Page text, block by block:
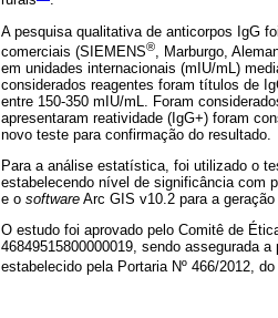
A pesquisa qualitativa de anticorpos IgG
comerciais (SIEMENS®, Marburgo,
em unidades internacionais (mIU/mL)
considerados reagentes foram títulos de
entre 150-350 mIU/mL. Foram
apresentaram reatividade (IgG+) foram
novo teste para confirmação do resultado.
Para a análise estatística, foi utilizado o
estabelecendo nível de significância com
e o software Arc GIS v10.2 para a geração
O estudo foi aprovado pelo Comitê de
46849515800000019, sendo assegurada
estabelecido pela Portaria Nº 466/2012,